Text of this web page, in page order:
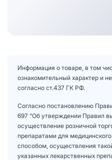
Информация о товаре, в том
ознакомительный характер и
согласно ст.437 ГК РФ.
Согласно постановлению
697 "Об утверждении Правил
осуществление розничной
препаратами для
способом, осуществления
указанных лекарственных